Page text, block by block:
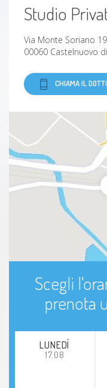
Studio
Via Monte Soriano 19
00060 Castelnuovo
CHIAMA IL
Scegli
prenota
LUNEDÍ
17.08